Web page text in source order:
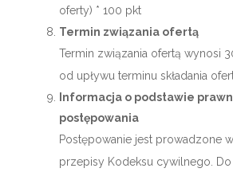
oferty) * 100 pkt
Termin związania ofertą
Termin związania ofertą wynosi
od upływu terminu składania
Informacja o podstawie
postępowania
Postępowanie jest prowadzone
przepisy Kodeksu cywilnego.